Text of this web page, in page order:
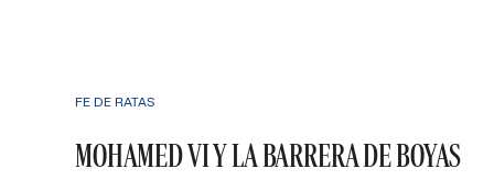
FE DE RATAS
MOHAMED VI Y LA BARRERA DE BOYAS